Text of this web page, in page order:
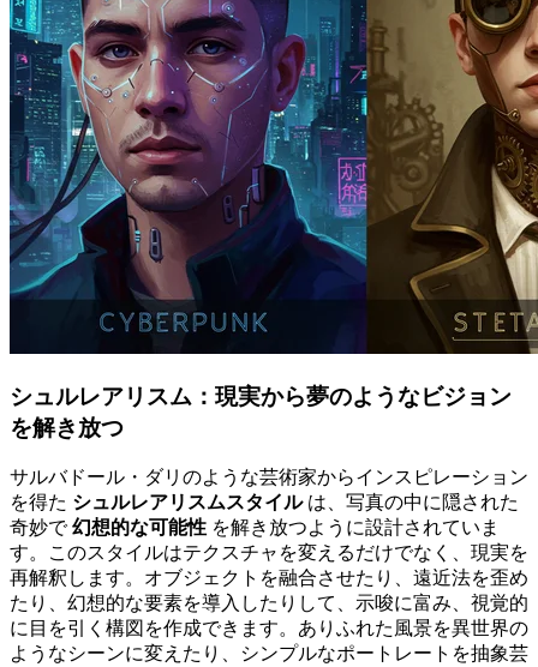
シュルレアリスム：現実から夢のようなビジョン
を解き放つ
サルバドール・ダリのような芸術家からインスピレーション
を得た シュルレアリスムスタイルは、写真の中に隠された
奇妙で幻想的な可能性 を解き放つように設計されていま
す。このスタイルはテクスチャを変えるだけでなく、現実を
再解釈します。オブジェクトを融合させたり、遠近法を歪め
たり、幻想的な要素を導入したりして、示唆に富み、視覚的
に目を引く構図を作成できます。ありふれた風景を異世界の
ようなシーンに変えたり、シンプルなポートレートを抽象芸